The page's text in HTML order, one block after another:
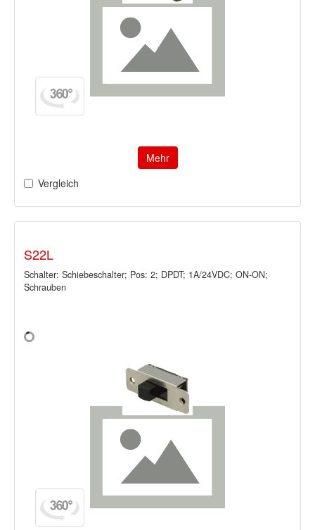
Mehr
Vergleich
S22L
Schalter: Schiebeschalter; Pos: 2; DPDT; 1A/24VDC; ON-ON;
Schrauben